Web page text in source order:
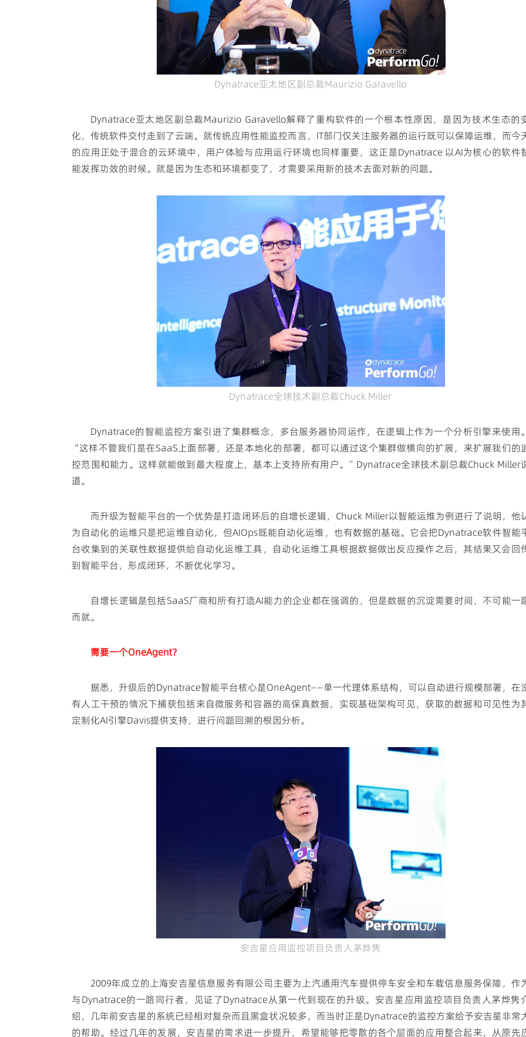
Dynatrace亚太地区副总裁Maurizio Garavello
Dynatrace亚太地区副总裁Maurizio Garavello解释了重构软件的一个根本性原因，是因为技术生态的
化，传统软件交付走到了云端。就传统应用性能监控而言，IT部门仅关注服务器的运行既可以保障运维，而今
的应用正处于混合的云环境中，用户体验与应用运行环境也同样重要，这正是Dynatrace 以AI为核心的软件
能发挥功效的时候。就是因为生态和环境都变了，才需要采用新的技术去面对新的问题。
Dynatrace全球技术副总裁Chuck Miller
Dynatrace的智能监控方案引进了集群概念，多台服务器协同运作，在逻辑上作为一个分析引擎来使用。
“这样不管我们是在SaaS上面部署，还是本地化的部署，都可以通过这个集群做横向的扩展，来扩展我们的
控范围和能力。这样就能做到最大程度上，基本上支持所有用户。”Dynatrace全球技术副总裁Chuck Miller
道。
而升级为智能平台的一个优势是打造闭环后的自增长逻辑，Chuck Miller以智能运维为例进行了说明，他
为自动化的运维只是把运维自动化，但AIOps既能自动化运维，也有数据的基础。它会把Dynatrace软件智能
台收集到的关联性数据提供给自动化运维工具，自动化运维工具根据数据做出反应操作之后，其结果又会回
到智能平台，形成闭环，不断优化学习。
自增长逻辑是包括SaaS厂商和所有打造AI能力的企业都在强调的，但是数据的沉淀需要时间，不可能一
而就。
需要一个OneAgent？
据悉，升级后的Dynatrace智能平台核心是OneAgent——单一代理体系结构，可以自动进行规模部署，在
有人工干预的情况下捕获包括来自微服务和容器的高保真数据，实现基础架构可见，获取的数据和可见性为
定制化AI引擎Davis提供支持，进行问题回溯的根因分析。
安吉星应用监控项目负责人茅烨隽
2009年成立的上海安吉星信息服务有限公司主要为上汽通用汽车提供停车安全和车载信息服务保障，作
与Dynatrace的一路同行者，见证了Dynatrace从第一代到现在的升级。安吉星应用监控项目负责人茅烨隽
绍，几年前安吉星的系统已经相对复杂而且黑盒状况较多，而当时正是Dynatrace的监控方案给予安吉星非常
的帮助。经过几年的发展，安吉星的需求进一步提升，希望能够把零散的各个层面的应用整合起来，从原先